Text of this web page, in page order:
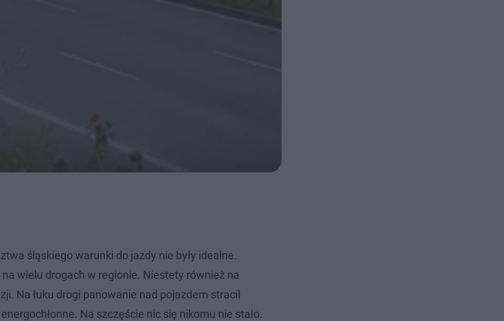
śląskiego warunki do jazdy nie były idealne.
wielu drogach w regionie. Niestety również na
Na łuku drogi panowanie nad pojazdem stracił
Na szczęście nic się nikomu nie stało.